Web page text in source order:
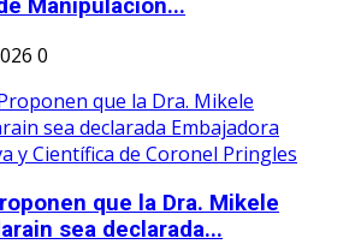
Manipulación...
0
que la Dra. Mikele
sea declarada...